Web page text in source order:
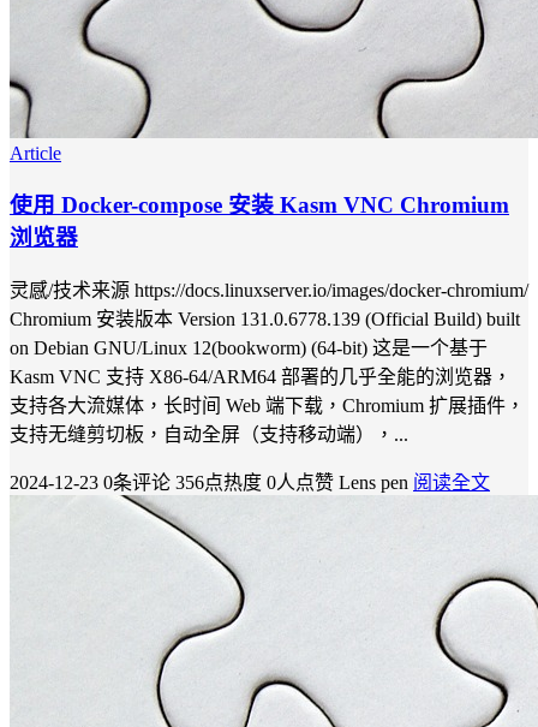
Article
使用 Docker-compose 安装 Kasm VNC Chromium
浏览器
灵感/技术来源 https://docs.linuxserver.io/images/docker-chromium/
Chromium 安装版本 Version 131.0.6778.139 (Official Build) built
on Debian GNU/Linux 12(bookworm) (64-bit) 这是一个基于
Kasm VNC 支持 X86-64/ARM64 部署的几乎全能的浏览器，
支持各大流媒体，长时间 Web 端下载，Chromium 扩展插件，
支持无缝剪切板，自动全屏（支持移动端），...
2024-12-23 0条评论 356点热度 0人点赞 Lens pen 阅读全文